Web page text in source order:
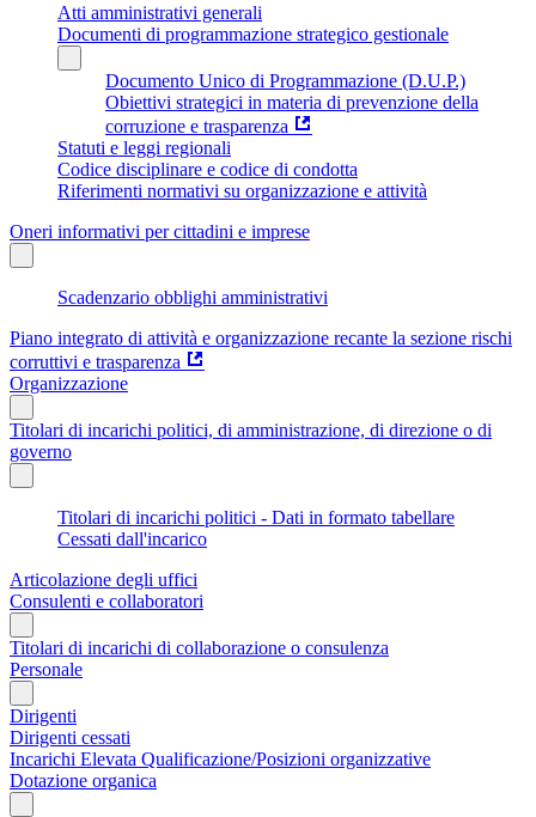
Atti amministrativi generali
Documenti di programmazione strategico gestionale
Documento Unico di Programmazione (D.U.P.)
Obiettivi strategici in materia di prevenzione della
corruzione e trasparenza
Statuti e leggi regionali
Codice disciplinare e codice di condotta
Riferimenti normativi su organizzazione e attività
Oneri informativi per cittadini e imprese
Scadenzario obblighi amministrativi
Piano integrato di attività e organizzazione recante la sezione rischi
corruttivi e trasparenza
Organizzazione
Titolari di incarichi politici, di amministrazione, di direzione o di
governo
Titolari di incarichi politici - Dati in formato tabellare
Cessati dall'incarico
Articolazione degli uffici
Consulenti e collaboratori
Titolari di incarichi di collaborazione o consulenza
Personale
Dirigenti
Dirigenti cessati
Incarichi Elevata Qualificazione/Posizioni organizzative
Dotazione organica